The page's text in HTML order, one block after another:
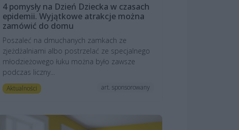
4 pomysły na Dzień Dziecka w czasach
epidemii. Wyjątkowe atrakcje można
zamówić do domu
Poszaleć na dmuchanych zamkach ze
zjeżdżalniami albo postrzelać ze specjalnego
młodzieżowego łuku można było zawsze
podczas liczny...
Aktualności art. sponsorowany